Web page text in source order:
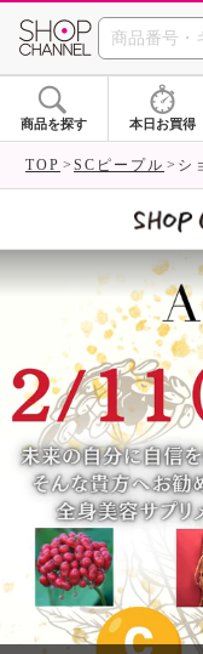
商品を探す 本日お買得
TOP SCピープル シ